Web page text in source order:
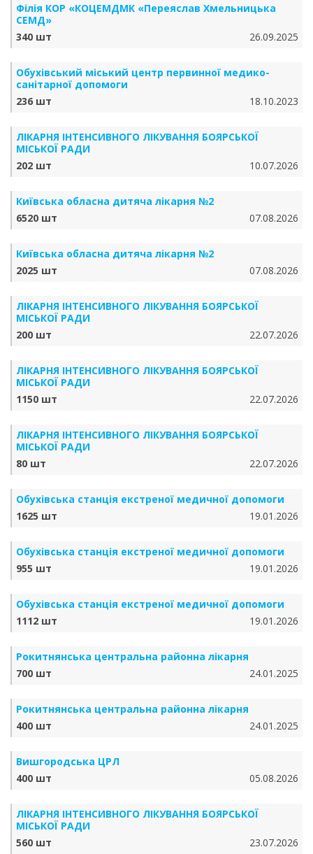
Філія КОР «КОЦЕМДМК «Переяслав Хмельницька
СЕМД»
340 шт
26.09.2025
Обухівський міський центр первинної медико-
санітарної допомоги
236 шт
18.10.2023
ЛІКАРНЯ ІНТЕНСИВНОГО ЛІКУВАННЯ БОЯРСЬКОЇ
МІСЬКОЇ РАДИ
202 шт
10.07.2026
Київська обласна дитяча лікарня №2
6520 шт
07.08.2026
Київська обласна дитяча лікарня №2
2025 шт
07.08.2026
ЛІКАРНЯ ІНТЕНСИВНОГО ЛІКУВАННЯ БОЯРСЬКОЇ
МІСЬКОЇ РАДИ
200 шт
22.07.2026
ЛІКАРНЯ ІНТЕНСИВНОГО ЛІКУВАННЯ БОЯРСЬКОЇ
МІСЬКОЇ РАДИ
1150 шт
22.07.2026
ЛІКАРНЯ ІНТЕНСИВНОГО ЛІКУВАННЯ БОЯРСЬКОЇ
МІСЬКОЇ РАДИ
80 шт
22.07.2026
Обухівська станція екстреної медичної допомоги
1625 шт
19.01.2026
Обухівська станція екстреної медичної допомоги
955 шт
19.01.2026
Обухівська станція екстреної медичної допомоги
1112 шт
19.01.2026
Рокитнянська центральна районна лікарня
700 шт
24.01.2025
Рокитнянська центральна районна лікарня
400 шт
24.01.2025
Вишгородська ЦРЛ
400 шт
05.08.2026
ЛІКАРНЯ ІНТЕНСИВНОГО ЛІКУВАННЯ БОЯРСЬКОЇ
МІСЬКОЇ РАДИ
560 шт
23.07.2026